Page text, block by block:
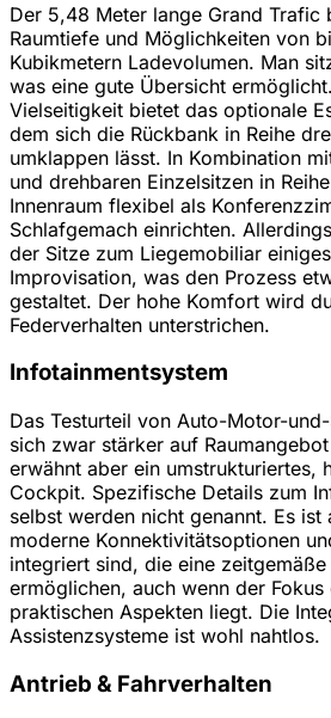
Der 5,48 Meter lange Grand Trafic
Raumtiefe und Möglichkeiten von
Kubikmetern Ladevolumen. Man
was eine gute Übersicht
Vielseitigkeit bietet das optionale
dem sich die Rückbank in Reihe
umklappen lässt. In Kombination
und drehbaren Einzelsitzen in
Innenraum flexibel als
Schlafgemach einrichten.
der Sitze zum Liegemobiliar
Improvisation, was den Prozess
gestaltet. Der hohe Komfort wird
Federverhalten unterstrichen.
Infotainmentsystem
Das Testurteil von Auto-Motor-
sich zwar stärker auf
erwähnt aber ein umstrukturiertes,
Cockpit. Spezifische Details zum
selbst werden nicht genannt. Es ist
moderne Konnektivitätsoptionen
integriert sind, die eine zeitgemäße
ermöglichen, auch wenn der
praktischen Aspekten liegt. Die
Assistenzsysteme ist wohl nahtlos.
Antrieb & Fahrverhalten